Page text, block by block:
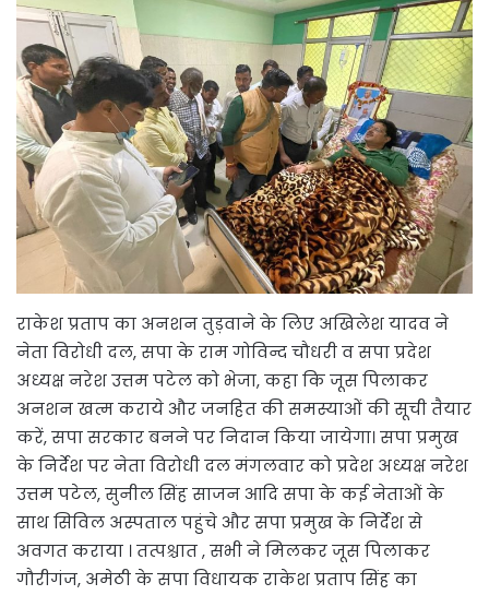
राकेश प्रताप का अनशन तुड़वाने के लिए अखिलेश यादव ने
नेता विरोधी दल, सपा के राम गोविन्द चौधरी व सपा प्रदेश
अध्यक्ष नरेश उत्तम पटेल को भेजा, कहा कि जूस पिलाकर
अनशन खत्म कराये और जनहित की समस्याओं की सूची तैयार
करें, सपा सरकार बनने पर निदान किया जायेगा। सपा प्रमुख
के निर्देश पर नेता विरोधी दल मंगलवार को प्रदेश अध्यक्ष नरेश
उत्तम पटेल, सुनील सिंह साजन आदि सपा के कई नेताओं के
साथ सिविल अस्पताल पहुंचे और सपा प्रमुख के निर्देश से
अवगत कराया । तत्पश्चात , सभी ने मिलकर जूस पिलाकर
गौरीगंज, अमेठी के सपा विधायक राकेश प्रताप सिंह का